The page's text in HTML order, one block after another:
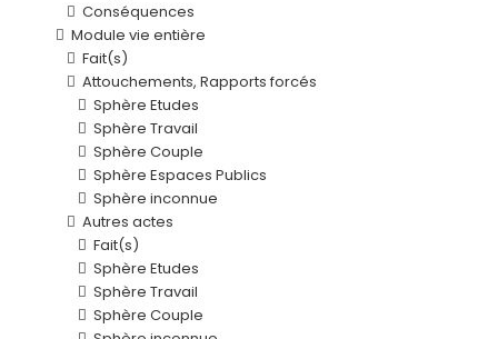
Conséquences
Module vie entière
Fait(s)
Attouchements, Rapports forcés
Sphère Etudes
Sphère Travail
Sphère Couple
Sphère Espaces Publics
Sphère inconnue
Autres actes
Fait(s)
Sphère Etudes
Sphère Travail
Sphère Couple